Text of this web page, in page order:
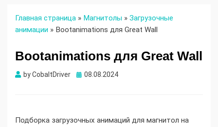
Главная страница » Магнитолы » Загрузочные
анимации » Bootanimations для Great Wall
Bootanimations для Great Wall
byCobaltDriver Опубликовано
08.08.2024
Подборка загрузочных анимаций для магнитол на